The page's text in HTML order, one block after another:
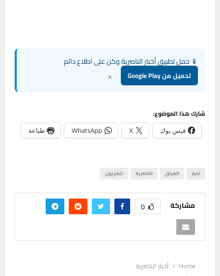
📱 حمل تطبيق أخبار الناصرية وكن على اطلاع دائم
تحميل من Google Play ×
شارك هذا الموضوع:
فيس بوك X
WhatsApp طباعة
اخبار العراق الناصرية تلفزيون
مشاركة 0
Home
أخبار الناصرية